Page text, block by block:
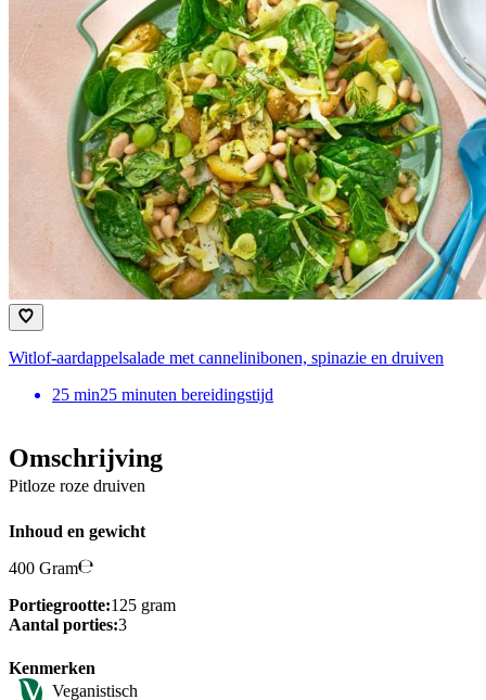
Witlof-aardappelsalade met cannelinibonen, spinazie en druiven
25 min25 minuten bereidingstijd
Omschrijving
Pitloze roze druiven
Inhoud en gewicht
400 Gram
Portiegrootte:125 gram
Aantal porties:3
Kenmerken
Veganistisch